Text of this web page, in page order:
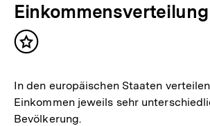
Einkommensverteilung
Inhalt
In den europäischen Staaten
Einkommen jeweils sehr
Bevölkerung.